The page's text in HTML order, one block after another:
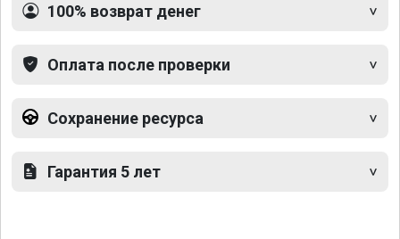
100% возврат денег
Оплата после проверки
Сохранение ресурса
Гарантия 5 лет